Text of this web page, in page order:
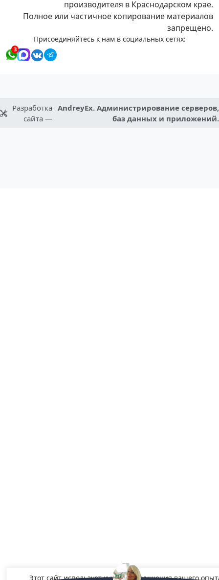
Этот сайт использует куки для улучшения вашего
производителя в Краснодарском крае.
Полное или частичное копирование материалов
запрещено.
Присоединяйтесь к нам в социальных сетях:
3
Разработка
сайта —
AndreyEx. Администрирование серверов,
баз данных и приложений.